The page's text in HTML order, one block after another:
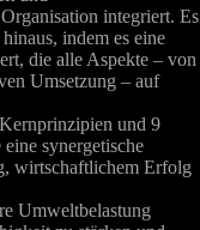
integriert. Es
indem es eine
die alle Aspekte – von
Umsetzung – auf
und 9
synergetische
wirtschaftlichem Erfolg
Umweltbelastung